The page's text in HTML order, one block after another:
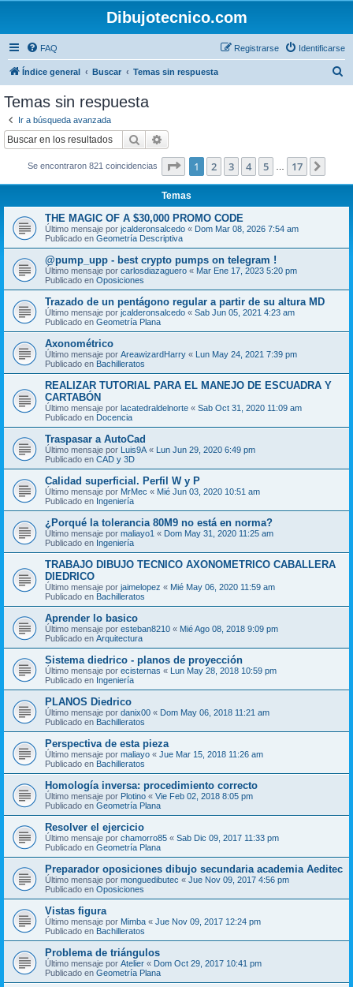
Dibujotecnico.com
FAQ Identificarse
Registrarse
Índice general Buscar Temas sin respuesta
Temas sin respuesta
Ir a búsqueda avanzada
Buscar
Se encontraron 821 coincidencias Página de 17
1 2 3 4 5 17
Temas
THE MAGIC OF A $30,000 PROMO CODE
Último mensaje por jcalderonsalcedo « Dom Mar 08, 2026 7:54 am
Publicado en Geometría Descriptiva
@pump_upp - best crypto pumps on telegram !
Último mensaje por carlosdiazaguero « Mar Ene 17, 2023 5:20 pm
Publicado en Oposiciones
Trazado de un pentágono regular a partir de su altura MD
Último mensaje por jcalderonsalcedo « Sab Jun 05, 2021 4:23 am
Publicado en Geometría Plana
Axonométrico
Último mensaje por AreawizardHarry « Lun May 24, 2021 7:39 pm
Publicado en Bachilleratos
REALIZAR TUTORIAL PARA EL MANEJO DE ESCUADRA Y
CARTABÓN
Último mensaje por lacatedraldelnorte « Sab Oct 31, 2020 11:09 am
Publicado en Docencia
Traspasar a AutoCad
Último mensaje por Luis9A « Lun Jun 29, 2020 6:49 pm
Publicado en CAD y 3D
Calidad superficial. Perfil W y P
Último mensaje por MrMec « Mié Jun 03, 2020 10:51 am
Publicado en Ingeniería
¿Porqué la tolerancia 80M9 no está en norma?
Último mensaje por maliayo1 « Dom May 31, 2020 11:25 am
Publicado en Ingeniería
TRABAJO DIBUJO TECNICO AXONOMETRICO CABALLERA
DIEDRICO
Último mensaje por jaimelopez « Mié May 06, 2020 11:59 am
Publicado en Bachilleratos
Aprender lo basico
Último mensaje por esteban8210 « Mié Ago 08, 2018 9:09 pm
Publicado en Arquitectura
Sistema diedrico - planos de proyección
Último mensaje por ecisternas « Lun May 28, 2018 10:59 pm
Publicado en Ingeniería
PLANOS Diedrico
Último mensaje por danix00 « Dom May 06, 2018 11:21 am
Publicado en Bachilleratos
Perspectiva de esta pieza
Último mensaje por maliayo « Jue Mar 15, 2018 11:26 am
Publicado en Bachilleratos
Homología inversa: procedimiento correcto
Último mensaje por Plotino « Vie Feb 02, 2018 8:05 pm
Publicado en Geometría Plana
Resolver el ejercicio
Último mensaje por chamorro85 « Sab Dic 09, 2017 11:33 pm
Publicado en Geometría Plana
Preparador oposiciones dibujo secundaria academia Aeditec
Último mensaje por monguedibutec « Jue Nov 09, 2017 4:56 pm
Publicado en Oposiciones
Vistas figura
Último mensaje por Mimba « Jue Nov 09, 2017 12:24 pm
Publicado en Bachilleratos
Problema de triángulos
Último mensaje por Atelier « Dom Oct 29, 2017 10:41 pm
Publicado en Geometría Plana